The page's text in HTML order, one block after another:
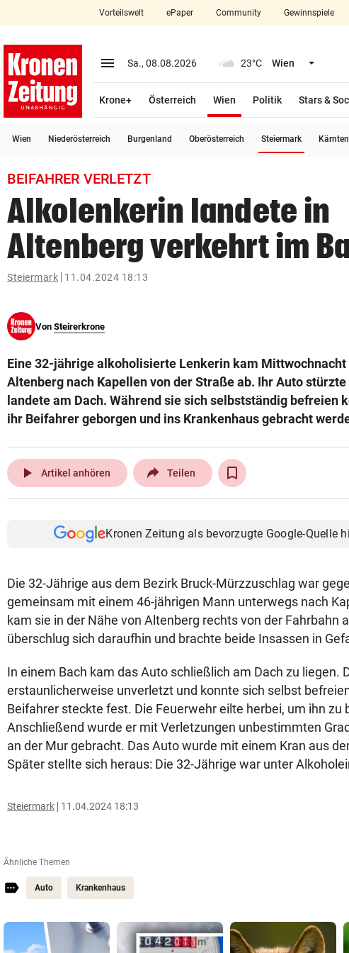
closeSchließen
account_circle Anmelden
arrow_right
Bundesland auswählen
bookmark
search
Suchbegriff
eingeben
© Krone Multimedia GmbH & Co KG 2026
Vorteilswelt ePaper Community Gewinnspiele
menu Menü aufklappen
Sa., 08.08.2026 23°C Wien Menü
Krone+ Österreich Wien
Politik
Stars &
Wien Niederösterreich Burgenland Oberösterreich Steiermark Kärnten
BEIFAHRER VERLETZT
Alkolenkerin landete in
Altenberg verkehrt im
Steiermark 11.04.2024 18:13
Von Steirerkrone
Eine 32-jährige alkoholisierte Lenkerin kam Mittwochnacht
Altenberg nach Kapellen von der Straße ab. Ihr Auto stürzte
landete am Dach. Während sie sich selbstständig befreien
ihr Beifahrer geborgen und ins Krankenhaus gebracht
play_arrow Artikel anhören Teilen
Kronen Zeitung als bevorzugte Google-Quelle
Die 32-Jährige aus dem Bezirk Bruck-Mürzzuschlag war
gemeinsam mit einem 46-jährigen Mann unterwegs nach
kam sie in der Nähe von Altenberg rechts von der Fahrbahn
überschlug sich daraufhin und brachte beide Insassen in
In einem Bach kam das Auto schließlich am Dach zu liegen.
erstaunlicherweise unverletzt und konnte sich selbst
Beifahrer steckte fest. Die Feuerwehr eilte herbei, um ihn zu
Anschließend wurde er mit Verletzungen unbestimmten
an der Mur gebracht. Das Auto wurde mit einem Kran aus
Später stellte sich heraus: Die 32-Jährige war unter
Steiermark 11.04.2024 18:13
Ähnliche Themen
Auto Krankenhaus